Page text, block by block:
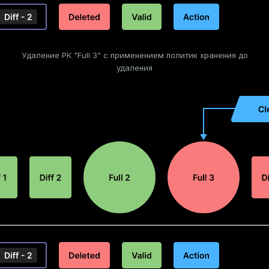
Удаление РК "Full 3" с применением политик хранения до
удаления